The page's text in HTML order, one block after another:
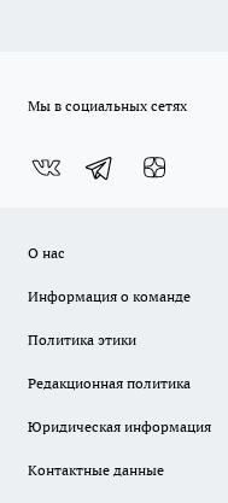
Мы в социальных сетях
О нас
Информация о команде
Политика этики
Редакционная политика
Юридическая информация
Контактные данные